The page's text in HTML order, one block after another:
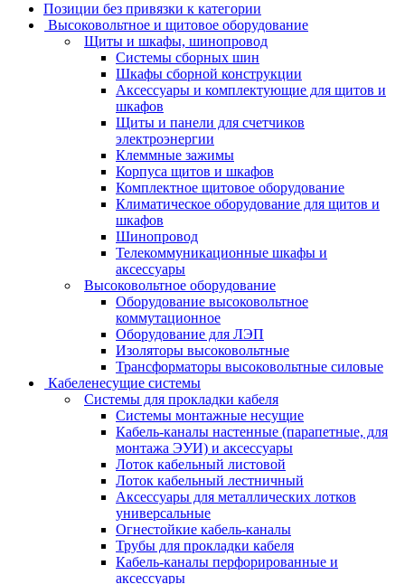
Позиции без привязки к категории
Высоковольтное и щитовое оборудование
Щиты и шкафы, шинопровод
Системы сборных шин
Шкафы сборной конструкции
Аксессуары и комплектующие для щитов и
шкафов
Щиты и панели для счетчиков
электроэнергии
Клеммные зажимы
Корпуса щитов и шкафов
Комплектное щитовое оборудование
Климатическое оборудование для щитов и
шкафов
Шинопровод
Телекоммуникационные шкафы и
аксессуары
Высоковольтное оборудование
Оборудование высоковольтное
коммутационное
Оборудование для ЛЭП
Изоляторы высоковольтные
Трансформаторы высоковольтные силовые
Кабеленесущие системы
Системы для прокладки кабеля
Системы монтажные несущие
Кабель-каналы настенные (парапетные, для
монтажа ЭУИ) и аксессуары
Лоток кабельный листовой
Лоток кабельный лестничный
Аксессуары для металлических лотков
универсальные
Огнестойкие кабель-каналы
Трубы для прокладки кабеля
Кабель-каналы перфорированные и
аксессуары